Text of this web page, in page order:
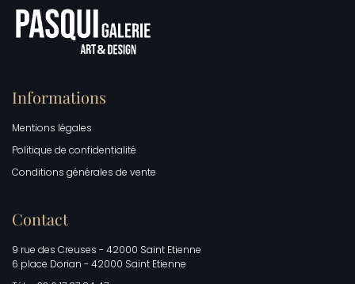
Informations
Mentions légales
Politique de confidentialité
Conditions générales de vente
Contact
9 rue des Creuses - 42000 Saint Etienne
6 place Dorian - 42000 Saint Etienne